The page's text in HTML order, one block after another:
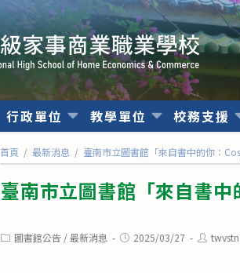
行政單位 教學單位 校務支援
首頁 / 最新消息 / 臺南市立圖書館「來自書中的你：
臺南市立圖書館「來自書
Post圖書館公告 / 最新消息
Post2025/03/27
Post